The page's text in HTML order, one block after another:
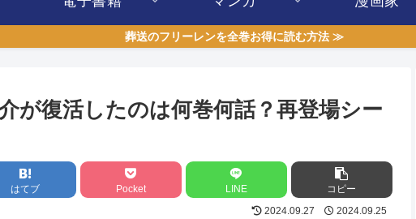
葬送のフリーレンを全巻お得に読む方法 ≫
が復活したのは何巻何話？再登場シー
はてブ Pocket LINE
コピー
2024.09.27
2024.09.25